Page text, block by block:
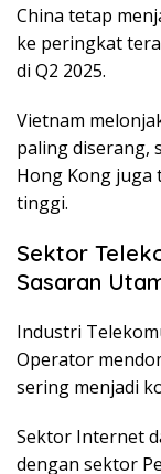
China tetap
ke peringkat
di Q2 2025.
Vietnam
paling diserang,
Hong Kong juga
tinggi.
Sektor
Sasaran
Industri
Operator
sering menjadi
Sektor Internet
dengan sektor